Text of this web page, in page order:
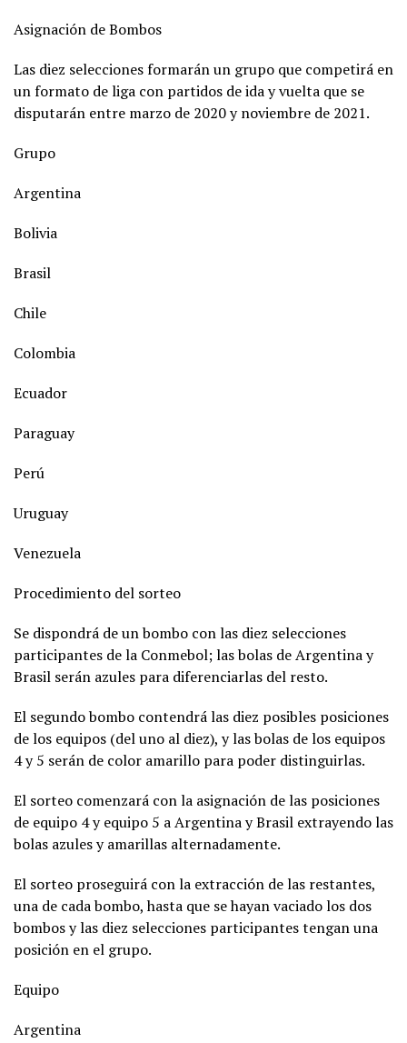
Asignación de Bombos
Las diez selecciones formarán un grupo que competirá en
un formato de liga con partidos de ida y vuelta que se
disputarán entre marzo de 2020 y noviembre de 2021.
Grupo
Argentina
Bolivia
Brasil
Chile
Colombia
Ecuador
Paraguay
Perú
Uruguay
Venezuela
Procedimiento del sorteo
Se dispondrá de un bombo con las diez selecciones
participantes de la Conmebol; las bolas de Argentina y
Brasil serán azules para diferenciarlas del resto.
El segundo bombo contendrá las diez posibles posiciones
de los equipos (del uno al diez), y las bolas de los equipos
4 y 5 serán de color amarillo para poder distinguirlas.
El sorteo comenzará con la asignación de las posiciones
de equipo 4 y equipo 5 a Argentina y Brasil extrayendo las
bolas azules y amarillas alternadamente.
El sorteo proseguirá con la extracción de las restantes,
una de cada bombo, hasta que se hayan vaciado los dos
bombos y las diez selecciones participantes tengan una
posición en el grupo.
Equipo
Argentina